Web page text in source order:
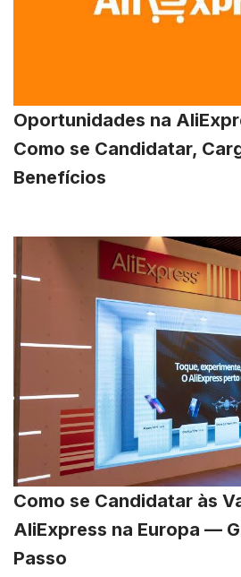
Oportunidades na
Como se Candidatar,
Benefícios
Como se Candidatar às
AliExpress na Europa —
Passo